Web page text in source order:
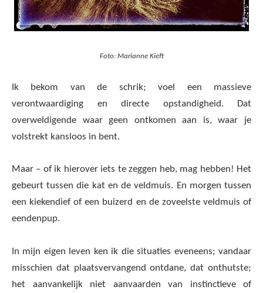
Foto: Marianne Kieft
Ik bekom van de schrik; voel een massieve
verontwaardiging en directe opstandigheid. Dat
overweldigende waar geen ontkomen aan is, waar je
volstrekt kansloos in bent.
Maar – of ik hierover iets te zeggen heb, mag hebben! Het
gebeurt tussen die kat en de veldmuis. En morgen tussen
een kiekendief of een buizerd en de zoveelste veldmuis of
eendenpup.
In mijn eigen leven ken ik die situaties eveneens; vandaar
misschien dat plaatsvervangend ontdane, dat onthutste;
het aanvankelijk niet aanvaarden van instinctieve of